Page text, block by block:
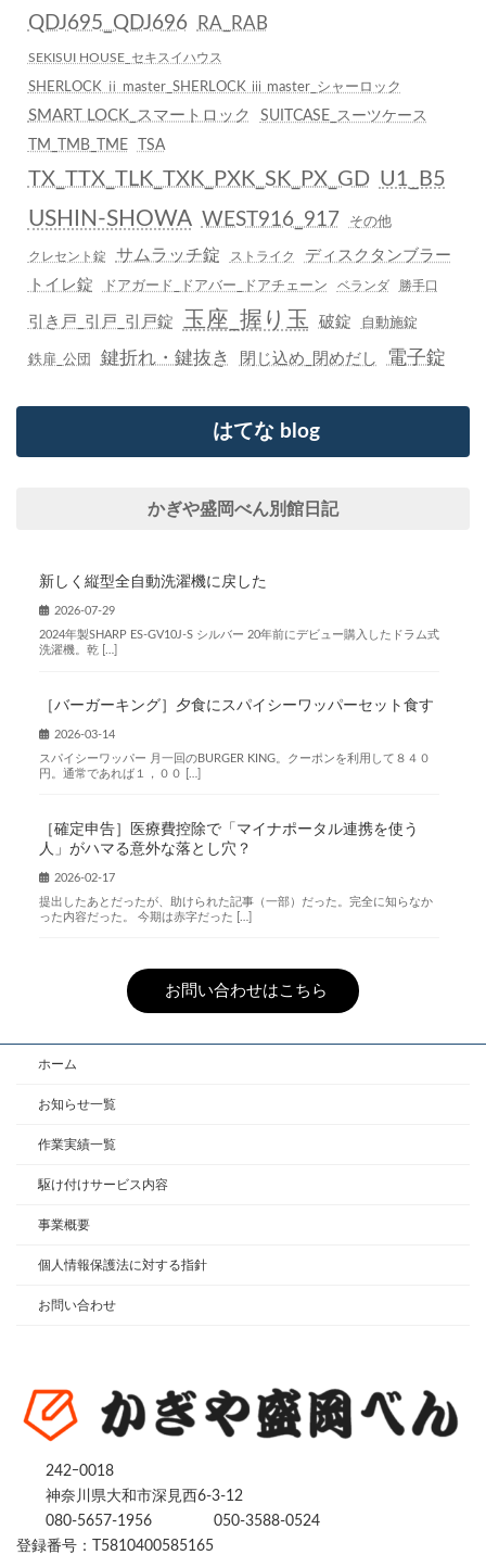
QDJ695_QDJ696 RA_RAB
SEKISUI HOUSE_セキスイハウス
SHERLOCK ⅱ master_SHERLOCK ⅲ master_シャーロック
SMART LOCK_スマートロック
SUITCASE_スーツケース
TM_TMB_TME
TSA
TX_TTX_TLK_TXK_PXK_SK_PX_GD U1_B5
USHIN-SHOWA WEST916_917 その他
クレセント錠 サムラッチ錠 ストライク
ディスクタンブラー
トイレ錠
ドアガード_ドアバー_ドアチェーン ベランダ 勝手口
引き戸_引戸_引戸錠 玉座_握り玉 破錠 自動施錠
鉄扉_公団 鍵折れ・鍵抜き 閉じ込め_閉めだし 電子錠
はてな blog
かぎや盛岡べん別館日記
新しく縦型全自動洗濯機に戻した
2026-07-29
2024年製SHARP ES-GV10J-S シルバー 20年前にデビュー購入したドラム式
洗濯機。乾 […]
［バーガーキング］夕食にスパイシーワッパーセット食す
2026-03-14
スパイシーワッパー 月一回のBURGER KING。クーポンを利用して８４０
円。通常であれば１，００ […]
［確定申告］医療費控除で「マイナポータル連携を使う
人」がハマる意外な落とし穴？
2026-02-17
提出したあとだったが、助けられた記事（一部）だった。完全に知らなか
った内容だった。 今期は赤字だった […]
お問い合わせはこちら
ホーム
お知らせ一覧
作業実績一覧
駆け付けサービス内容
事業概要
個人情報保護法に対する指針
お問い合わせ
242ｰ0018
神奈川県大和市深見西6-3-12
080-5657-1956
050-3588-0524
登録番号：T5810400585165